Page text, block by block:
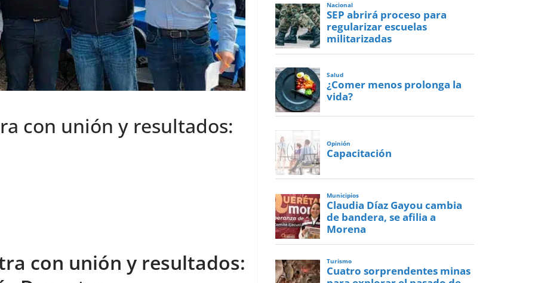
con unión y resultados:
con unión y resultados:
Nacional
SEP abrirá proceso para
regularizar escuelas
militarizadas
Salud
¿Comer menos prolonga la
vida?
Opinión
Capacitación
Municipios
Claudia Díaz Gayou cambia
de bandera, se afilia a
Morena
Turismo
Cuatro sorprendentes minas